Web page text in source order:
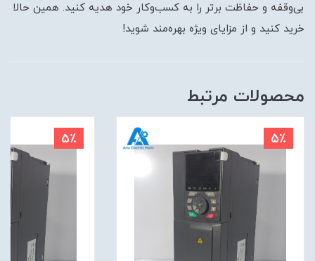
بی‌وقفه و حفاظت برتر را به کسب‌وکار خود هدیه کنید. همین حالا
خرید کنید و از مزایای ویژه بهره‌مند شوید!
محصولات مرتبط
5٪ 5٪